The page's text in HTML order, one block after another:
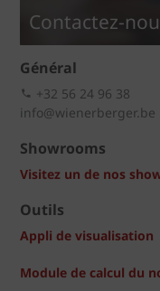
Contactez-
Général
+32 56 24 96 38
info@wienerberger.be
Showrooms
Visitez un de nos
Outils
Appli de visualisation
Module de calcul du